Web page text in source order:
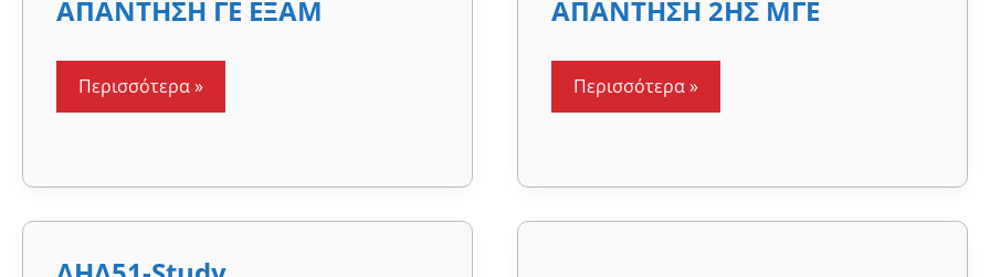
ΑΠΑΝΤΗΣΗ ΓΕ ΕΞΑΜ
ΓΕ
Περισσότερα »
ΑΠΑΝΤΗΣΗ 2ΗΣ ΜΓΕ
2ΗΣ
Περισσότερα »
ΔΗΔ51-